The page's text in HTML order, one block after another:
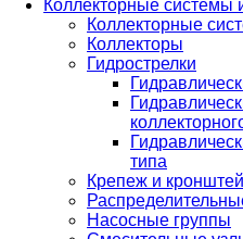
Коллекторные системы
Коллекторные
Коллекторы
Гидрострелки
типа
Крепеж и
Насосные группы